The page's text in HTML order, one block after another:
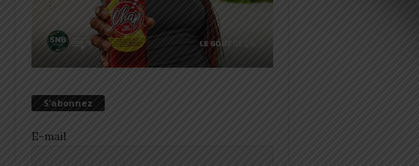
S’abonnez
E-mail